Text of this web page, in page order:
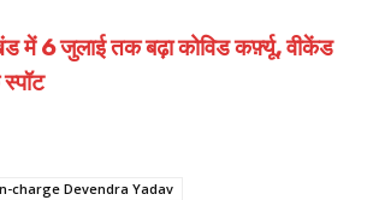
में 6 जुलाई तक बढ़ा कोविड कर्फ़्यू, वीकेंड
charge Devendra Yadav